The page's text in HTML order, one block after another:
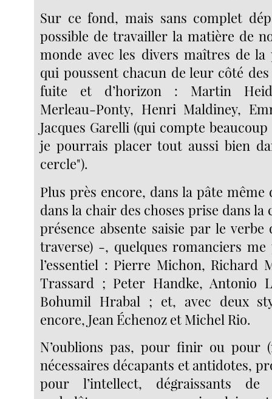
Sur ce fond, mais sans complet
possible de travailler la matière de
monde avec les divers maîtres de la
qui poussent chacun de leur côté des
fuite et d’horizon : Martin
Merleau-Ponty, Henri Maldiney,
Jacques Garelli (qui compte
je pourrais placer tout aussi bien
cercle").
Plus près encore, dans la pâte
dans la chair des choses prise dans
présence absente saisie par le verbe
traverse) -, quelques romanciers
l’essentiel : Pierre Michon, Richard
Trassard ; Peter Handke, Antonio
Bohumil Hrabal ; et, avec deux
encore, Jean Échenoz et Michel Rio.
N’oublions pas, pour finir ou pour
nécessaires décapants et antidotes,
pour l’intellect, dégraissants